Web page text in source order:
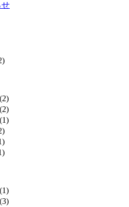
せ
(2)
(2)
(1)
(1)
(3)